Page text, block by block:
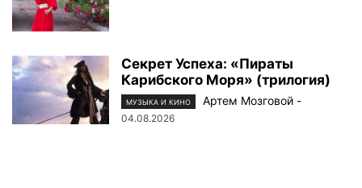
Секрет Успеха: «Пираты
Карибского Моря» (трилогия)
МУЗЫКА И КИНО Артем Мозговой -
04.08.2026